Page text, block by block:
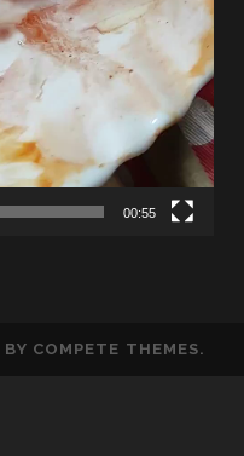
00:55
BY COMPETE THEMES.